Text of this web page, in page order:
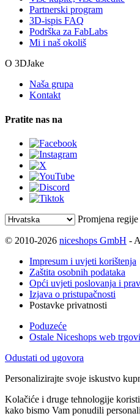
Partnerski program
3D-ispis FAQ
Podrška za FabLabs
Mi i naš okoliš
O 3DJake
Naša grupa
Kontakt
Pratite nas na
Promjena
© 2010-2026 niceshops GmbH -
Impresum i uvjeti korištenja
Zaštita osobnih podataka
Opći uvjeti poslovanja i
Izjava o pristupačnosti
Postavke privatnosti
Poduzeće
Ostale Niceshops web
Odustati od ugovora
Personalizirajte svoje iskustvo
Kolačiće i druge tehnologije
kako bismo Vam ponudili